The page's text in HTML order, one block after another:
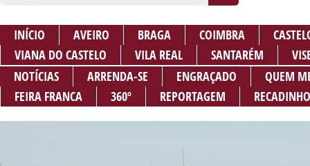
INÍCIO AVEIRO BRAGA COIMBRA
VIANA DO CASTELO
VILA REAL SANTARÉM
NOTÍCIAS
ARRENDA-SE ENGRAÇADO
QUEM
FEIRA FRANCA
360º REPORTAGEM